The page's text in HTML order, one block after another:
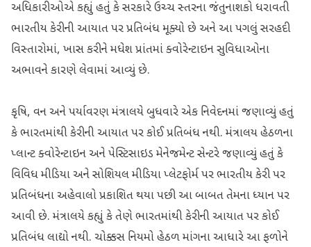
અધિકારીઓએ કહ્યું હતું કે સરકારે ઉચ્ચ સ્તરના જંતુનાશકો ધરાવતી
ભારતીય કેરીની આયાત પર પ્રતિબંધ મૂક્યો છે અને આ પગલું સરહદી
વિસ્તારોમાં, ખાસ કરીને મધેશ પ્રાંતમાં ક્વોરેન્ટાઇન સુવિધાઓના
અભાવને કારણે લેવામાં આવ્યું છે.
કૃષિ, વન અને પર્યાવરણ મંત્રાલયે બુધવારે એક નિવેદનમાં જણાવ્યું હતું
કે ભારતમાંથી કેરીની આયાત પર કોઈ પ્રતિબંધ નથી. મંત્રાલય હેઠળના
પ્લાન્ટ ક્વોરેન્ટાઇન અને પેસ્ટિસાઇડ મેનેજમેન્ટ સેન્ટરે જણાવ્યું હતું કે
વિવિધ મીડિયા અને સોશિયલ મીડિયા પ્લેટફોર્મ પર ભારતીય કેરી પર
પ્રતિબંધના અહેવાલો પ્રકાશિત થયા પછી આ બાબત તેમના ધ્યાન પર
આવી છે. મંત્રાલયે કહ્યું કે તેણે ભારતમાંથી કેરીની આયાત પર કોઈ
પ્રતિબંધ લાદ્યો નથી. ચોક્કસ નિયમો હેઠળ માંગના આધારે આ ફળોને